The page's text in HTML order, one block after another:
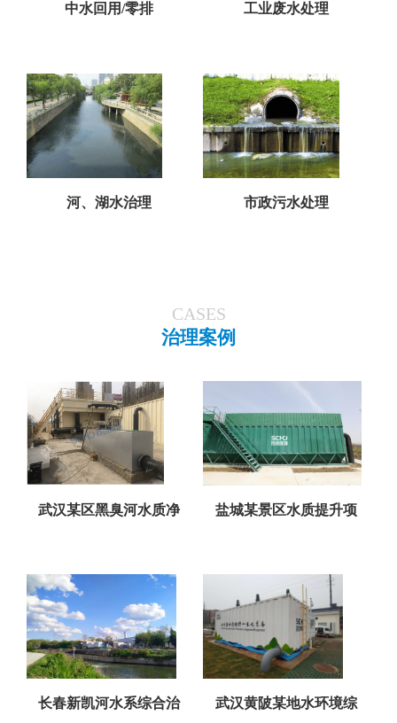
中水回用/零排 工业废水处理
河、湖水治理 市政污水处理
CASES
治理案例
武汉某区黑臭河水质净 盐城某景区水质提升项
长春新凯河水系综合治 武汉黄陂某地水环境综